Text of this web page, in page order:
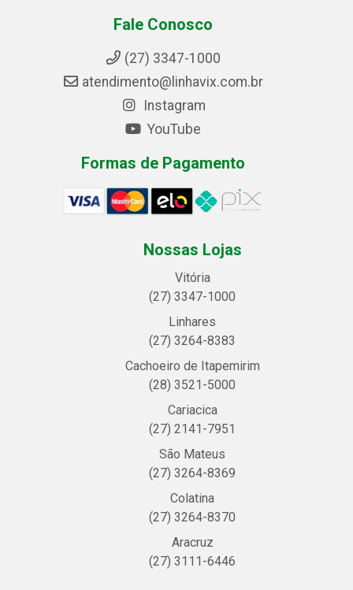
Fale Conosco
(27) 3347-1000
atendimento@linhavix.com.br
Instagram
YouTube
Formas de Pagamento
Nossas Lojas
Vitória
(27) 3347-1000
Linhares
(27) 3264-8383
Cachoeiro de Itapemirim
(28) 3521-5000
Cariacica
(27) 2141-7951
São Mateus
(27) 3264-8369
Colatina
(27) 3264-8370
Aracruz
(27) 3111-6446